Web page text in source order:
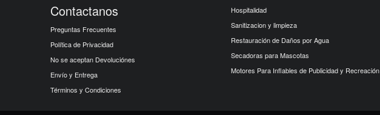
Contactanos
Preguntas Frecuentes
Política de Privacidad
No se aceptan Devoluciónes
Envío y Entrega
Términos y Condiciones
Hospitalidad
Sanitizacion y limpieza
Restauración de Daños por Agua
Secadoras para Mascotas
Motores Para Inflables de Publicidad y Recreación